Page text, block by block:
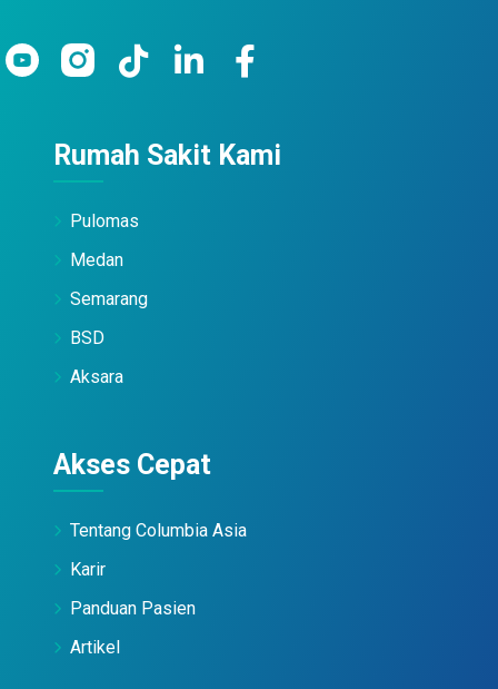
Rumah Sakit Kami
Pulomas
Medan
Semarang
BSD
Aksara
Akses Cepat
Tentang Columbia Asia
Karir
Panduan Pasien
Artikel